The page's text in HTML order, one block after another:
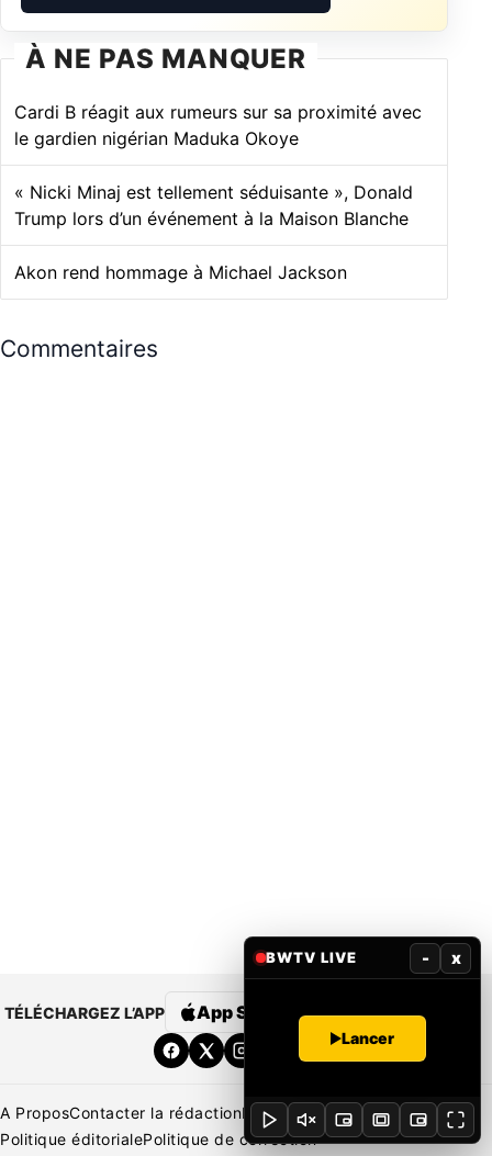
À NE PAS MANQUER
Cardi B réagit aux rumeurs sur sa proximité avec
le gardien nigérian Maduka Okoye
« Nicki Minaj est tellement séduisante », Donald
Trump lors d’un événement à la Maison Blanche
Akon rend hommage à Michael Jackson
Commentaires
TÉLÉCHARGEZ L’APP App Store Google Play
A ProposContacter la rédactionRédaction Mentions légales
Politique éditorialePolitique de correction
BWTV LIVE - x
Lancer